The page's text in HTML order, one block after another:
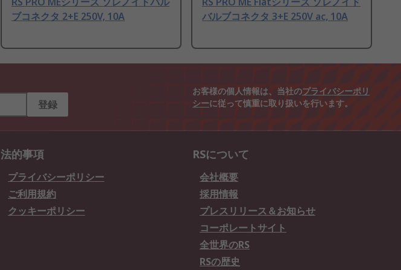
ブコネクタ 2+E 250V, 10A
バルブコネクタ 3+E 250V ac, 10A
登録
お客様の個人情報は、当社のプライバシーポリ
シーに従って慎重に取り扱いを行います。
法的事項
プライバシーポリシー
ご利用規約
クッキーポリシー
RSについて
会社概要
採用情報
プレスリリース＆お知らせ
コーポレートサイト
全世界のRS
RSの歴史